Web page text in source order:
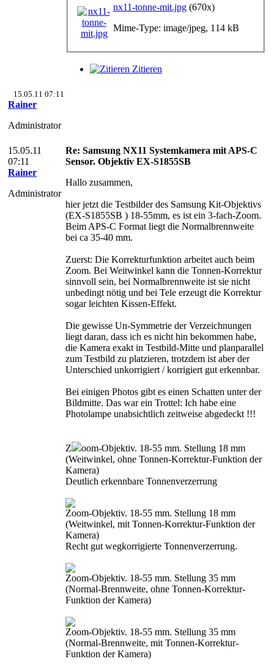
nx11-tonne-mit.jpg (670x)
Mime-Type: image/jpeg, 114 kB
Zitieren
15.05.11 07:11
Rainer
Administrator
15.05.11
07:11
Rainer
Administrator
Re: Samsung NX11 Systemkamera mit APS-C
Sensor. Objektiv EX-S1855SB
Hallo zusammen,
hier jetzt die Testbilder des Samsung Kit-Objektivs
(EX-S1855SB ) 18-55mm, es ist ein 3-fach-Zoom.
Beim APS-C Format liegt die Normalbrennweite
bei ca 35-40 mm.
Zuerst: Die Korrekturfunktion arbeitet auch beim
Zoom. Bei Weitwinkel kann die Tonnen-Korrektur
sinnvoll sein, bei Normalbrennweite ist sie nicht
unbedingt nötig und bei Tele erzeugt die Korrektur
sogar leichten Kissen-Effekt.
Die gewisse Un-Symmetrie der Verzeichnungen
liegt daran, dass ich es nicht hin bekommen habe,
die Kamera exakt in Testbild-Mitte und planparallel
zum Testbild zu platzieren, trotzdem ist aber der
Unterschied unkorrigiert / korrigiert gut erkennbar.
Bei einigen Photos gibt es einen Schatten unter der
Bildmitte. Das war ein Trottel: Ich habe eine
Photolampe unabsichtlich zeitweise abgedeckt !!!
Z
oom-Objektiv. 18-55 mm. Stellung 18 mm
(Weitwinkel, ohne Tonnen-Korrektur-Funktion der
Kamera)
Deutlich erkennbare Tonnenverzerrung
Zoom-Objektiv. 18-55 mm. Stellung 18 mm
(Weitwinkel, mit Tonnen-Korrektur-Funktion der
Kamera)
Recht gut wegkorrigierte Tonnenverzerrung.
Zoom-Objektiv. 18-55 mm. Stellung 35 mm
(Normal-Brennweite, ohne Tonnen-Korrektur-
Funktion der Kamera)
Zoom-Objektiv. 18-55 mm. Stellung 35 mm
(Normal-Brennweite, mit Tonnen-Korrektur-
Funktion der Kamera)